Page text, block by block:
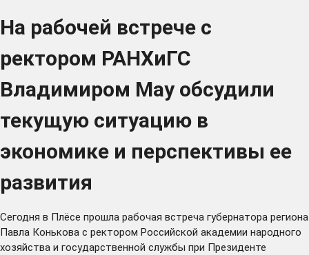
На рабочей встрече с
ректором РАНХиГС
Владимиром Мау обсудили
текущую ситуацию в
экономике и перспективы ее
развития
Сегодня в Плёсе прошла рабочая встреча губернатора региона
Павла Конькова с ректором Российской академии народного
хозяйства и государственной службы при Президенте